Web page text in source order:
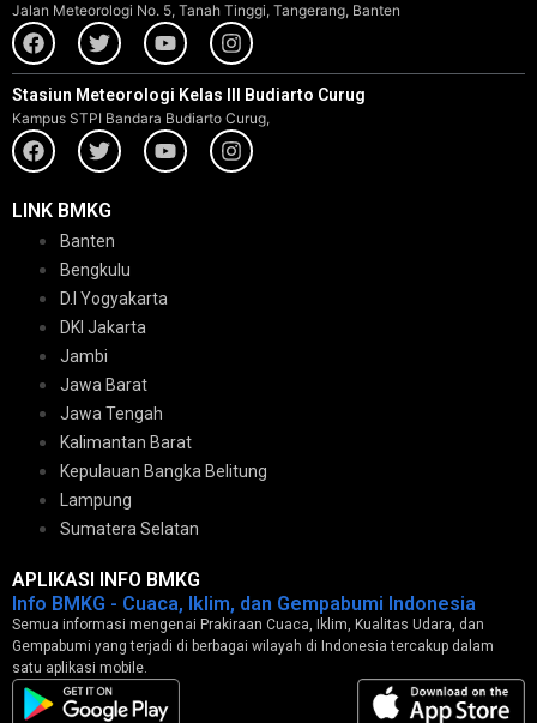
Jalan Meteorologi No. 5, Tanah Tinggi, Tangerang, Banten
Stasiun Meteorologi Kelas III Budiarto Curug
Kampus STPI Bandara Budiarto Curug,
LINK BMKG
Banten
Bengkulu
D.I Yogyakarta
DKI Jakarta
Jambi
Jawa Barat
Jawa Tengah
Kalimantan Barat
Kepulauan Bangka Belitung
Lampung
Sumatera Selatan
APLIKASI INFO BMKG
Info BMKG - Cuaca, Iklim, dan Gempabumi Indonesia
Semua informasi mengenai Prakiraan Cuaca, Iklim, Kualitas Udara, dan
Gempabumi yang terjadi di berbagai wilayah di Indonesia tercakup dalam
satu aplikasi mobile.